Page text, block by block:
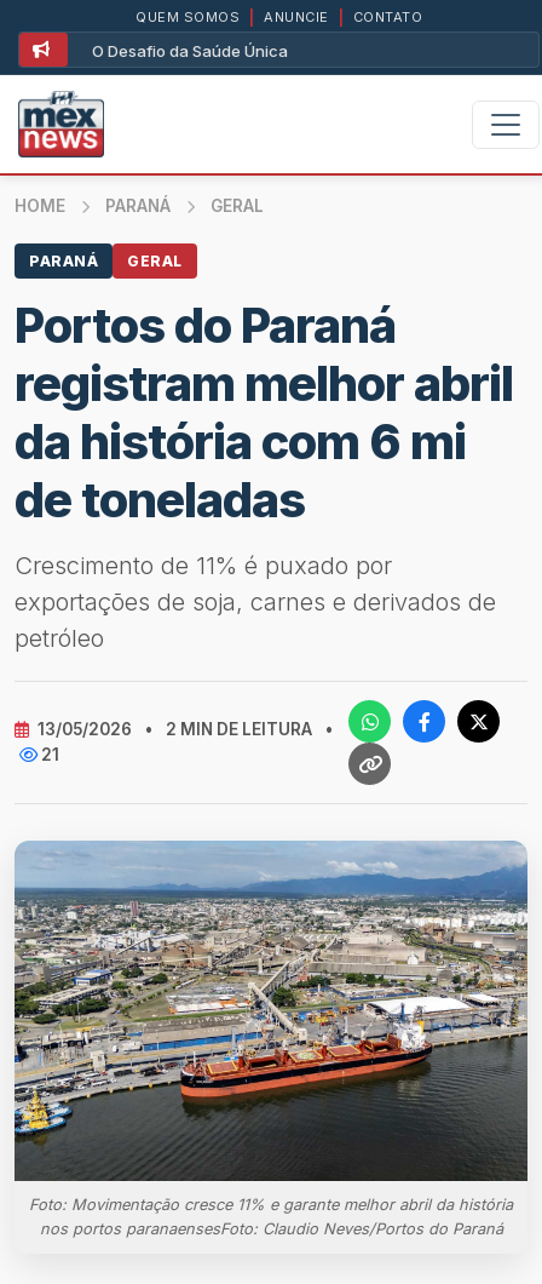
O Desafio da Saúde Única
QUEM SOMOS ANUNCIE CONTATO
HOME PARANÁ GERAL
PARANÁ GERAL
Portos do Paraná
registram melhor abril
da história com 6 mi
de toneladas
Crescimento de 11% é puxado por
exportações de soja, carnes e derivados de
petróleo
13/05/2026 • 2 MIN DE LEITURA
•
21
Foto: Movimentação cresce 11% e garante melhor abril da história
nos portos paranaensesFoto: Claudio Neves/Portos do Paraná